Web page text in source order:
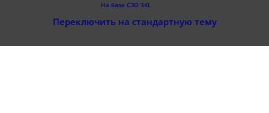
На базе СЭО 3KL
Переключить на стандартную тему